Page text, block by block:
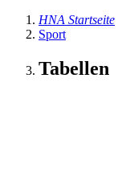
HNA Startseite
Sport
Tabellen